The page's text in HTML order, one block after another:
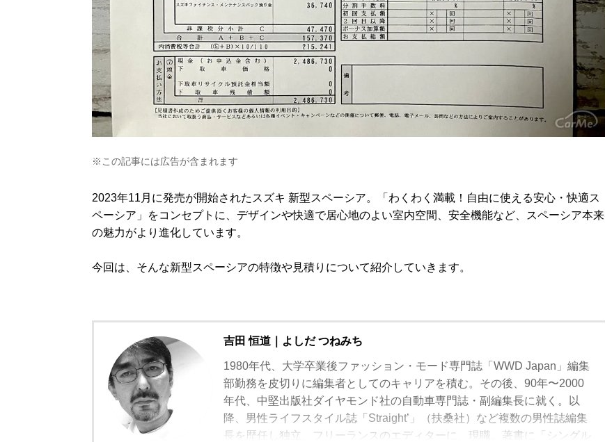
※この記事には広告が含まれます
2023年11月に発売が開始されたスズキ 新型スペーシア。「わくわく満載！自由に使える安心・快適ス
ペーシア」をコンセプトに、デザインや快適で居心地のよい室内空間、安全機能など、スペーシア本来
の魅力がより進化しています。
今回は、そんな新型スペーシアの特徴や見積りについて紹介していきます。
吉田 恒道｜よしだ つねみち
1980年代、大学卒業後ファッション・モード専門誌「WWD Japan」編集
部勤務を皮切りに編集者としてのキャリアを積む。その後、90年〜2000
年代、中堅出版社ダイヤモンド社の自動車専門誌・副編集長に就く。以
降、男性ライフスタイル誌「Straight’」（扶桑社）など複数の男性誌編集
長を歴任し独立、フリーランスのエディターに、現職。著書に「シングル